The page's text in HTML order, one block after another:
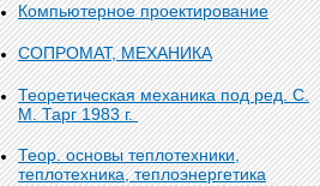
Компьютерное проектирование
СОПРОМАТ, МЕХАНИКА
Теоретическая механика под ред. С.
М. Тарг 1983 г.
Теор. основы теплотехники,
теплотехника, теплоэнергетика